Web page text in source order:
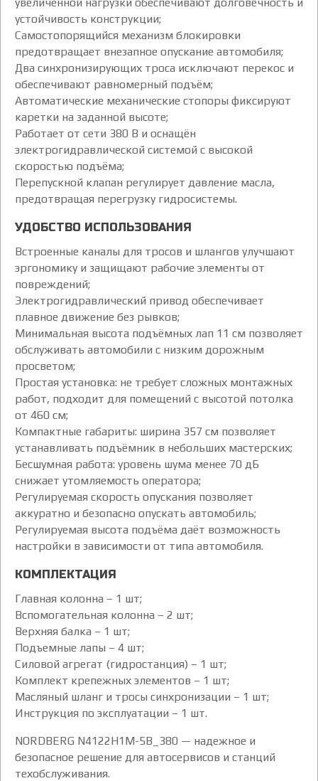
устойчивость конструкции;
Самостопорящийся механизм блокировки
предотвращает внезапное опускание автомобиля;
Два синхронизирующих троса исключают перекос и
обеспечивают равномерный подъём;
Автоматические механические стопоры фиксируют
каретки на заданной высоте;
Работает от сети 380 В и оснащён
электрогидравлической системой с высокой
скоростью подъёма;
Перепускной клапан регулирует давление масла,
предотвращая перегрузку гидросистемы.
УДОБСТВО ИСПОЛЬЗОВАНИЯ
Встроенные каналы для тросов и шлангов улучшают
эргономику и защищают рабочие элементы от
повреждений;
Электрогидравлический привод обеспечивает
плавное движение без рывков;
Минимальная высота подъёмных лап 11 см позволяет
обслуживать автомобили с низким дорожным
просветом;
Простая установка: не требует сложных монтажных
работ, подходит для помещений с высотой потолка
от 460 см;
Компактные габариты: ширина 357 см позволяет
устанавливать подъёмник в небольших мастерских;
Бесшумная работа: уровень шума менее 70 дБ
снижает утомляемость оператора;
Регулируемая скорость опускания позволяет
аккуратно и безопасно опускать автомобиль;
Регулируемая высота подъёма даёт возможность
настройки в зависимости от типа автомобиля.
КОМПЛЕКТАЦИЯ
Главная колонна – 1 шт;
Вспомогательная колонна – 2 шт;
Верхняя балка – 1 шт;
Подъемные лапы – 4 шт;
Силовой агрегат (гидростанция) – 1 шт;
Комплект крепежных элементов – 1 шт;
Масляный шланг и тросы синхронизации – 1 шт;
Инструкция по эксплуатации – 1 шт.
NORDBERG N4122H1M-5B_380 — надежное и
безопасное решение для автосервисов и станций
техобслуживания.